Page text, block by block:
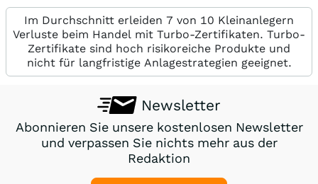
Im Durchschnitt erleiden 7 von 10 Kleinanlegern
Verluste beim Handel mit Turbo-Zertifikaten. Turbo-
Zertifikate sind hoch risikoreiche Produkte und
nicht für langfristige Anlagestrategien geeignet.
Newsletter
Abonnieren Sie unsere kostenlosen Newsletter
und verpassen Sie nichts mehr aus der
Redaktion